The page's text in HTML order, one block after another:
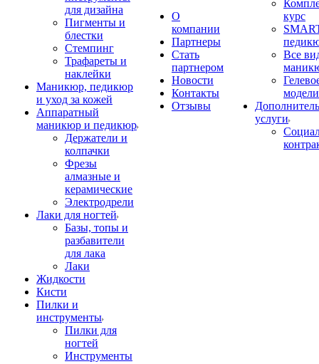
для дизайна
Пигменты и
блестки
Стемпинг
Трафареты и
наклейки
Маникюр, педикюр
и уход за кожей
Аппаратный
маникюр и педикюр
Держатели и
колпачки
Фрезы
алмазные и
керамические
Электродрели
Лаки для ногтей
Базы, топы и
разбавители
для лака
Лаки
Жидкости
Кисти
Пилки и
инструменты
Пилки для
ногтей
Инструменты
О
компании
Партнеры
Стать
партнером
Новости
Контакты
Отзывы
курс
Все
услуги